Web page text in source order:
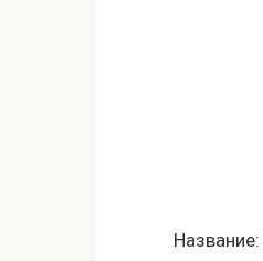
Название: